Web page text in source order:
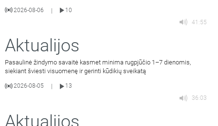
2026-08-06 |
10
41:55
Aktualijos
Pasaulinė žindymo savaitė kasmet minima rugpjūčio 1–7 dienomis,
siekiant šviesti visuomenę ir gerinti kūdikių sveikatą
2026-08-05
13
36:03
Aktualijos